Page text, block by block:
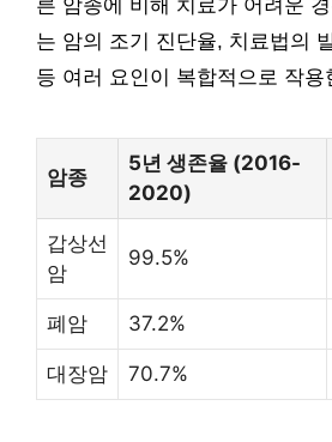
른 암종에 비해 치료가 어려운
는 암의 조기 진단율, 치료법의
등 여러 요인이 복합적으로 작용
암종
5년 생존율 (2016-
2020)
갑상선
암
99.5%
폐암 37.2%
대장암 70.7%